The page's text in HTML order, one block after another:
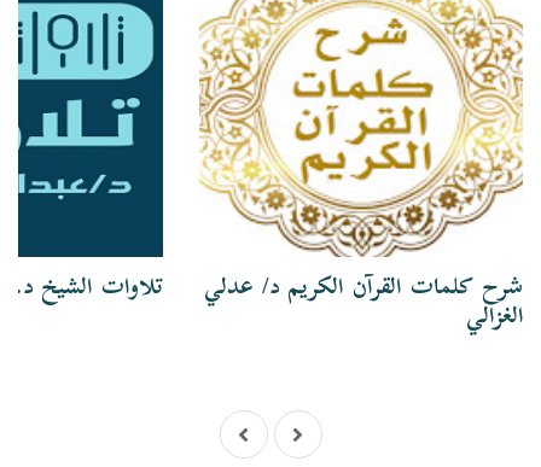
شرح كلمات القرآن الكريم د/ عدلي
الغزالي
تلاوات الشيخ د.